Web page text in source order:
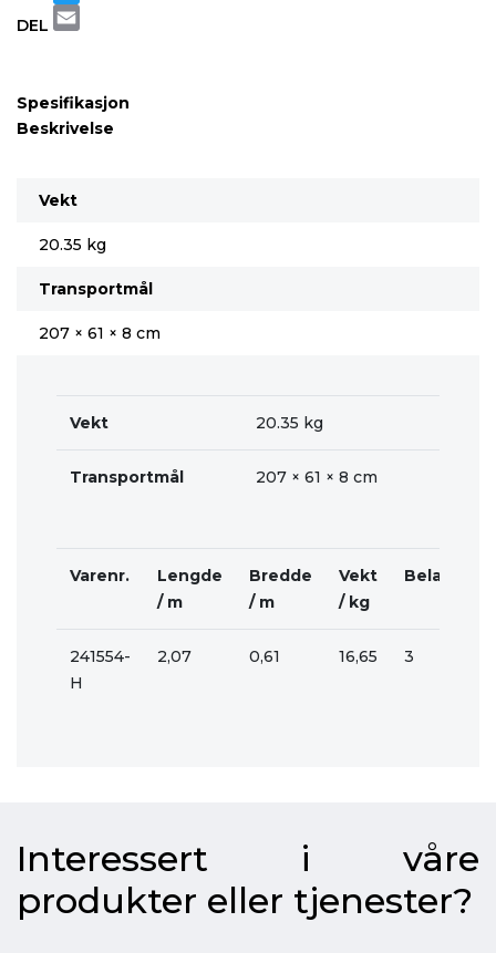
DEL
Twitter
Spesifikasjon
Beskrivelse
Vekt
20.35 kg
Transportmål
207 × 61 × 8 cm
Vekt 20.35 kg
Transportmål 207 × 61 × 8 cm
Varenr.
Lengde
/ m
Bredde
/ m
Vekt
/ kg
241554-
H
2,07 0,61 16,65 3
Interessert i våre
produkter eller tjenester?